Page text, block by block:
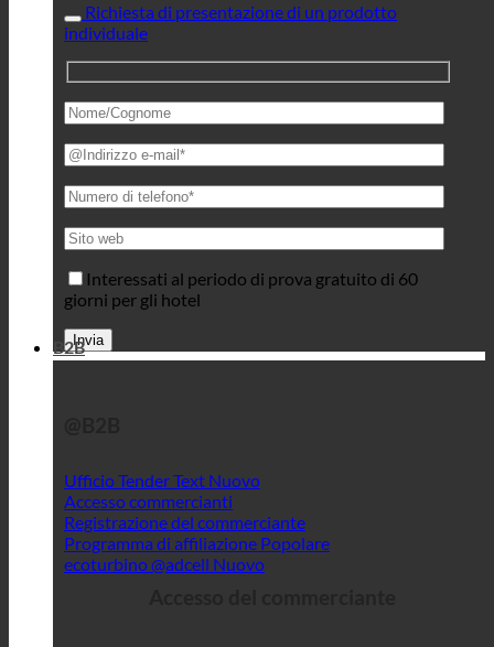
Richiesta di presentazione di un prodotto
individuale
Interessati al periodo di prova gratuito di 60
giorni per gli hotel
B2B
Ufficio Tender Text
Accesso commercianti
Registrazione del commerciante
Programma di affiliazione
ecoturbino @adcell